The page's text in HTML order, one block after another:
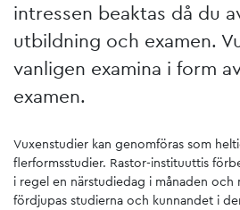
intressen beaktas då du
utbildning och examen.
vanligen examina i form
examen.
Vuxenstudier kan genomföras som
flerformsstudier. Rastor-instituuttis
i regel en närstudiedag i månaden och
fördjupas studierna och kunnandet i